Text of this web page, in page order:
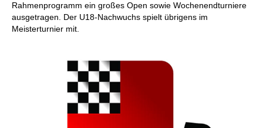
Rahmenprogramm ein großes Open sowie Wochenendturniere
ausgetragen. Der U18-Nachwuchs spielt übrigens im
Meisterturnier mit.